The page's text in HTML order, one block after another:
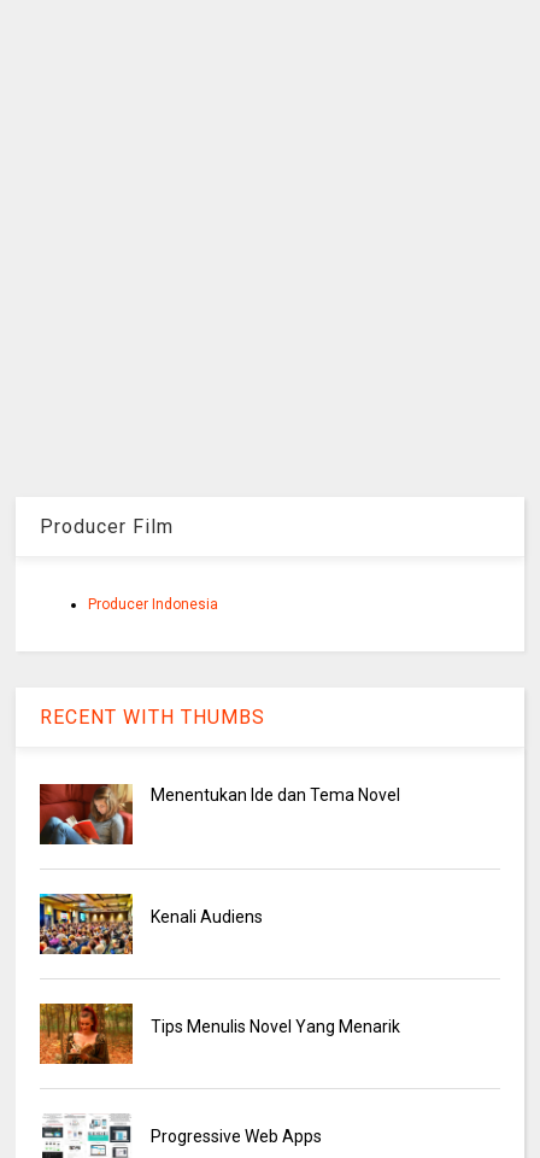
Producer Film
Producer Indonesia
RECENT WITH THUMBS
Menentukan Ide dan Tema Novel
Kenali Audiens
Tips Menulis Novel Yang Menarik
Progressive Web Apps